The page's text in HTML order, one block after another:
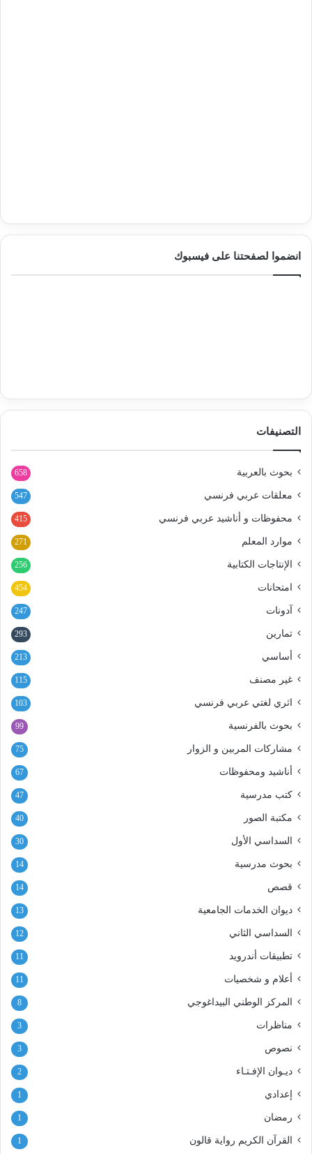
انضموا لصفحتنا على فيسبوك
التصنيفات
بحوث بالعربية 658
معلقات عربي فرنسي 547
محفوظات و أناشيد عربي فرنسي 415
موارد المعلم 271
الإنتاجات الكتابية 256
امتحانات 454
آدونات 247
تمارين 293
أساسي 213
غير مصنف 115
اثري لغتي عربي فرنسي 103
بحوث بالفرنسية 99
مشاركات المربين و الزوار 75
أناشيد ومحفوظات 67
كتب مدرسية 47
مكتبة الصور 40
السداسي الأول 30
بحوث مدرسية 14
قصص 14
ديوان الخدمات الجامعية 13
السداسي الثاني 12
تطبيقات أندرويد 11
أعلام و شخصيات 11
المركز الوطني البيداغوجي 8
مناظرات 3
نصوص 3
ديـوان الإفـتـاء 2
إعدادي 1
رمضان 1
القرآن الكريم رواية قالون 1